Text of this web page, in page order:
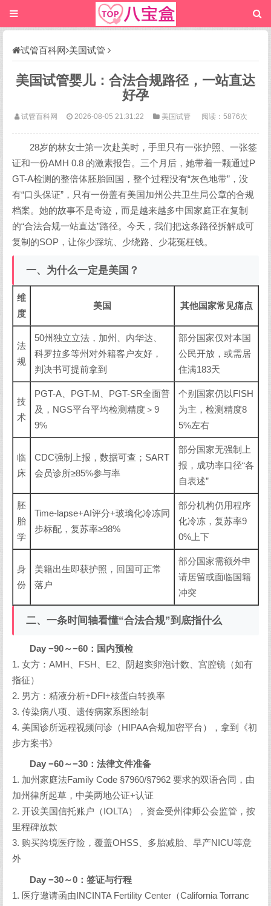
试管百科网 美国试管
美国试管婴儿：合法合规路径，一站直达
好孕
试管百科网 2026-08-05 21:31:22 美国试管 阅读：5876次
28岁的林女士第一次赴美时，手里只有一张护照、一张签
证和一份AMH 0.8 的激素报告。三个月后，她带着一颗通过P
GT-A检测的整倍体胚胎回国，整个过程没有“灰色地带”，没
有“口头保证”，只有一份盖有美国加州公共卫生局公章的合规
档案。她的故事不是奇迹，而是越来越多中国家庭正在复制
的“合法合规一站直达”路径。今天，我们把这条路径拆解成可
复制的SOP，让你少踩坑、少绕路、少花冤枉钱。
一、为什么一定是美国？
维
度
美国 其他国家常见痛点
法
规
50州独立立法，加州、内华达、
科罗拉多等州对外籍客户友好，
判决书可提前拿到
部分国家仅对本国
公民开放，或需居
住满183天
技
术
PGT-A、PGT-M、PGT-SR全面普
及，NGS平台平均检测精度＞9
9%
个别国家仍以FISH
为主，检测精度8
5%左右
临
床
CDC强制上报，数据可查；SART
会员诊所≥85%参与率
部分国家无强制上
报，成功率口径“各
自表述”
胚
胎
学
Time-lapse+AI评分+玻璃化冷冻同
步标配，复苏率≥98%
部分机构仍用程序
化冷冻，复苏率9
0%上下
身
份
美籍出生即获护照，回国可正常
落户
部分国家需额外申
请居留或面临国籍
冲突
二、一条时间轴看懂“合法合规”到底指什么
Day −90～−60：国内预检
1. 女方：AMH、FSH、E2、阴超窦卵泡计数、宫腔镜（如有
指征）
2. 男方：精液分析+DFI+核蛋白转换率
3. 传染病八项、遗传病家系图绘制
4. 美国诊所远程视频问诊（HIPAA合规加密平台），拿到《初
步方案书》
Day −60～−30：法律文件准备
1. 加州家庭法Family Code §7960/§7962 要求的双语合同，由
加州律所起草，中美两地公证+认证
2. 开设美国信托账户（IOLTA），资金受州律师公会监管，按
里程碑放款
3. 购买跨境医疗险，覆盖OHSS、多胎减胎、早产NICU等意
外
Day −30～0：签证与行程
1. 医疗邀请函由INCINTA Fertility Center（California Torranc